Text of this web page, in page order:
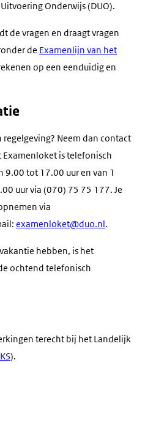
Onderwijs (DUO).
de vragen en draagt vragen
de Examenlijn van het
op een eenduidig en
regelgeving? Neem dan contact
is telefonisch
9.00 tot 17.00 uur en van 1
uur via (070) 75 75 177. Je
via
examenloket@duo.nl.
hebben, is het
ochtend telefonisch
terecht bij het Landelijk
).